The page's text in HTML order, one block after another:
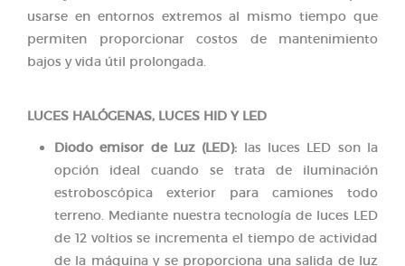
usarse en entornos extremos al mismo tiempo que
permiten proporcionar costos de mantenimiento
bajos y vida útil prolongada.
LUCES HALÓGENAS, LUCES HID Y LED
Diodo emisor de Luz (LED): las luces LED son la
opción ideal cuando se trata de iluminación
estroboscópica exterior para camiones todo
terreno. Mediante nuestra tecnología de luces LED
de 12 voltios se incrementa el tiempo de actividad
de la máquina y se proporciona una salida de luz